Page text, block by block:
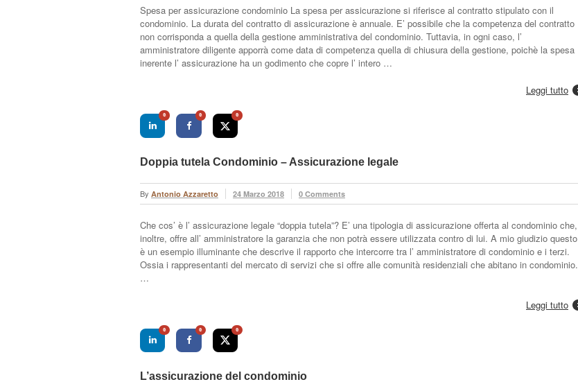
Spesa per assicurazione condominio La spesa per assicurazione si riferisce al contratto stipulato con il
condominio. La durata del contratto di assicurazione è annuale. E’ possibile che la competenza del contratto
non corrisponda a quella della gestione amministrativa del condominio. Tuttavia, in ogni caso, l’
amministratore diligente apporrà come data di competenza quella di chiusura della gestione, poichè la spesa
inerente l’ assicurazione ha un godimento che copre l’ intero …
Leggi tutto
0 0 0
Doppia tutela Condominio – Assicurazione legale
By Antonio Azzaretto 24 Marzo 2018 0 Comments
Che cos’ è l’ assicurazione legale “doppia tutela”? E’ una tipologia di assicurazione offerta al condominio che,
inoltre, offre all’ amministratore la garanzia che non potrà essere utilizzata contro di lui. A mio giudizio questo
è un esempio illuminante che descrive il rapporto che intercorre tra l’ amministratore di condominio e i terzi.
Ossia i rappresentanti del mercato di servizi che si offre alle comunità residenziali che abitano in condominio.
…
Leggi tutto
0 0 0
L’assicurazione del condominio